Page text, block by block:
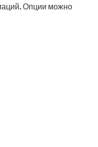
Опции можно